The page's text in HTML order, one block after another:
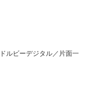
ルビーデジタル／片面一